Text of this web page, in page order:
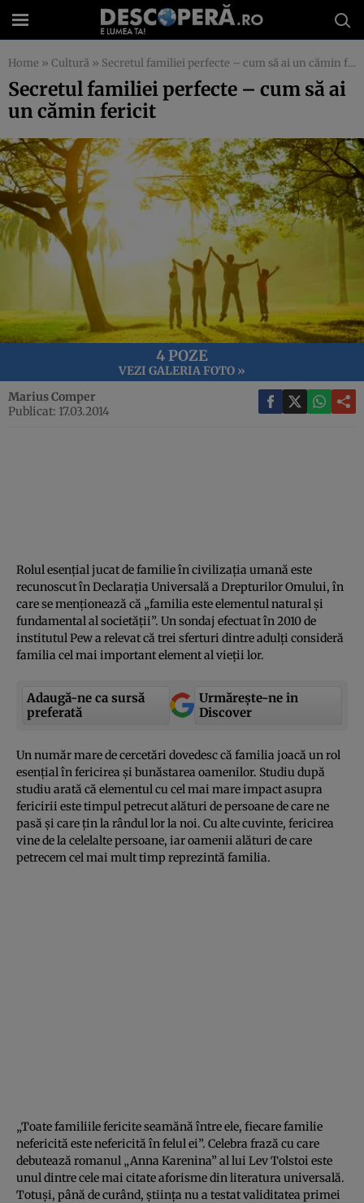
Home » Cultură » Secretul familiei perfecte – cum să ai un cămin fericit
Secretul familiei perfecte – cum să ai
un cămin fericit
4 POZE
VEZI GALERIA FOTO »
Marius Comper
Publicat: 17.03.2014
Rolul esenţial jucat de familie în civilizaţia umană este
recunoscut în Declaraţia Universală a Drepturilor Omului, în
care se menţionează că „familia este elementul natural şi
fundamental al societăţii”. Un sondaj efectuat în 2010 de
institutul Pew a relevat că trei sferturi dintre adulţi consideră
familia cel mai important element al vieţii lor.
Adaugă-ne ca sursă
preferată
Urmărește-ne in
Discover
Un număr mare de cercetări dovedesc că familia joacă un rol
esenţial în fericirea şi bunăstarea oamenilor. Studiu după
studiu arată că elementul cu cel mai mare impact asupra
fericirii este timpul petrecut alături de persoane de care ne
pasă şi care ţin la rândul lor la noi. Cu alte cuvinte, fericirea
vine de la celelalte persoane, iar oamenii alături de care
petrecem cel mai mult timp reprezintă familia.
„Toate familiile fericite seamănă între ele, fiecare familie
nefericită este nefericită în felul ei”. Celebra frază cu care
debutează romanul „Anna Karenina” al lui Lev Tolstoi este
unul dintre cele mai citate aforisme din literatura universală.
Totuşi, până de curând, ştiinţa nu a testat validitatea primei